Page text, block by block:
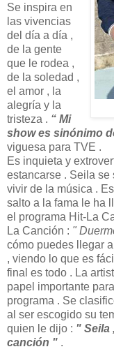
Se inspira en
las vivencias
del día a día ,
de la gente
que le rodea ,
de la soledad ,
el amor , la
alegría y la
tristeza . “ Mi
show es sinónimo
viguesa para TVE .
Es inquieta y
estancarse . Seila se
vivir de la música .
salto a la fama le ha
el programa Hit-La
La Canción : "
cómo puedes llegar
, viendo lo que es
final es todo . La
papel importante
programa . Se
al ser escogido su
quien le dijo : " Seila
canción " .